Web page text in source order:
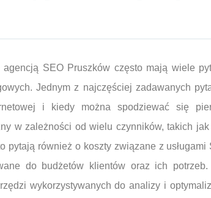
agencją SEO Pruszków często mają wiele
Jednym z najczęściej zadawanych
i kiedy można spodziewać się
w zależności od wielu czynników, takich
pytają również o koszty związane z
do budżetów klientów oraz ich
wykorzystywanych do analizy i